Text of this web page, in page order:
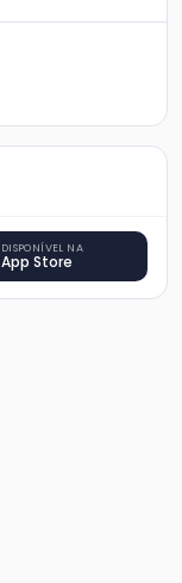
DISPONÍVEL NA
App Store